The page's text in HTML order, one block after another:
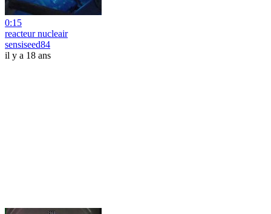
0:15
reacteur nucleair
sensiseed84
il y a 18 ans